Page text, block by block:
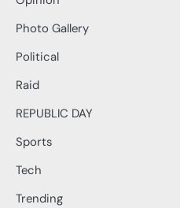
Photo Gallery
Political
Raid
REPUBLIC DAY
Sports
Tech
Trending